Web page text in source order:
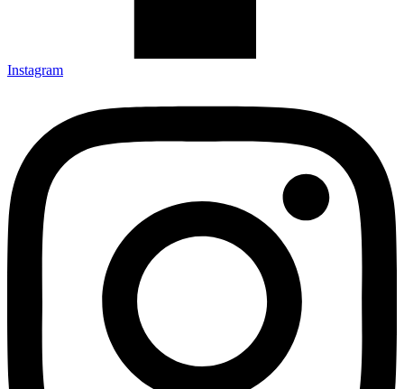
Instagram